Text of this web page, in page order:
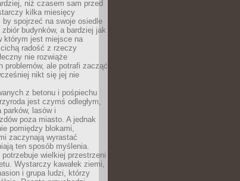
niż czasem sam przed
kilka miesięcy
by spojrzeć na swoje osiedle
budynków, a bardziej jak
którym jest miejsce na
radość z rzeczy
nie rozwiąże
problemów, ale potrafi zacząć
nikt się jej nie
z betonu i pośpiechu
jest czymś odległym,
parków, lasów i
poza miasto. A jednak
pomiędzy blokami,
zaczynają wyrastać
ten sposób myślenia.
potrzebuje wielkiej przestrzeni
Wystarczy kawałek ziemi,
i grupa ludzi, którzy